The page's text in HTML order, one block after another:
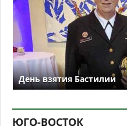
День взятия Бастилии
ЮГО-ВОСТОК